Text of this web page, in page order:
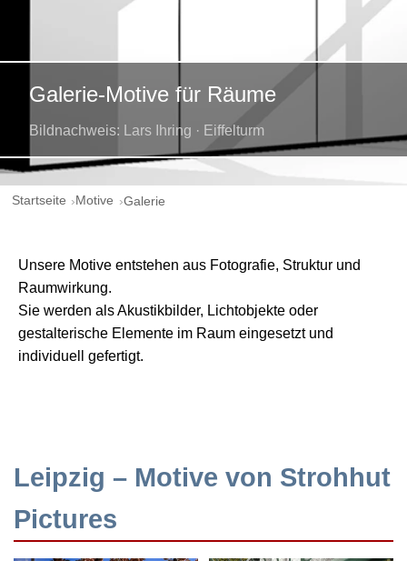
Galerie-Motive für Räume
Bildnachweis: Lars Ihring · Eiffelturm
Startseite Motive Galerie
Unsere Motive entstehen aus Fotografie, Struktur und
Raumwirkung.
Sie werden als Akustikbilder, Lichtobjekte oder
gestalterische Elemente im Raum eingesetzt und
individuell gefertigt.
Leipzig – Motive von Strohhut
Pictures